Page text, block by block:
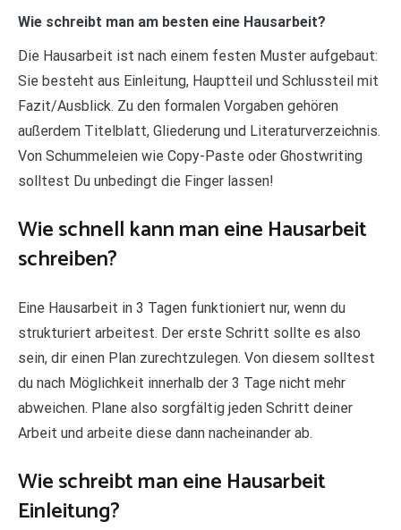
Wie schreibt man am besten eine Hausarbeit?
Die Hausarbeit ist nach einem festen Muster aufgebaut:
Sie besteht aus Einleitung, Hauptteil und Schlussteil mit
Fazit/Ausblick. Zu den formalen Vorgaben gehören
außerdem Titelblatt, Gliederung und Literaturverzeichnis.
Von Schummeleien wie Copy-Paste oder Ghostwriting
solltest Du unbedingt die Finger lassen!
Wie schnell kann man eine Hausarbeit
schreiben?
Eine Hausarbeit in 3 Tagen funktioniert nur, wenn du
strukturiert arbeitest. Der erste Schritt sollte es also
sein, dir einen Plan zurechtzulegen. Von diesem solltest
du nach Möglichkeit innerhalb der 3 Tage nicht mehr
abweichen. Plane also sorgfältig jeden Schritt deiner
Arbeit und arbeite diese dann nacheinander ab.
Wie schreibt man eine Hausarbeit
Einleitung?